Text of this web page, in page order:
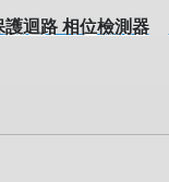
護迴路 相位檢測器